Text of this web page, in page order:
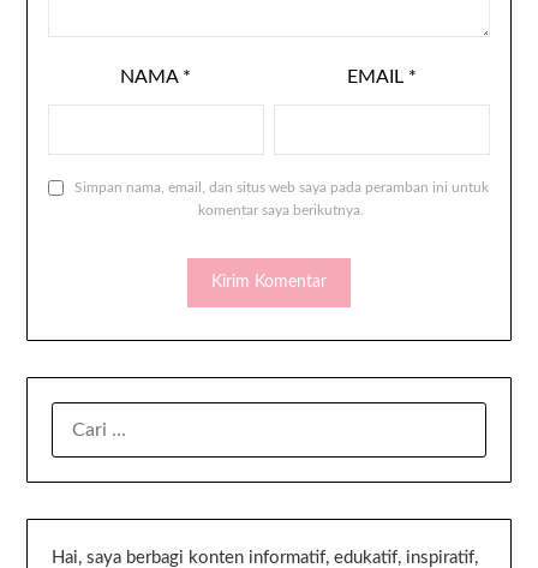
NAMA * EMAIL *
Simpan nama, email, dan situs web saya pada peramban ini untuk
komentar saya berikutnya.
Hai, saya berbagi konten informatif, edukatif, inspiratif,